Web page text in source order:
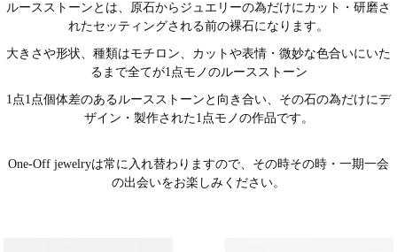
ルースストーンとは、原石からジュエリーの為だけにカット・研磨さ
れたセッティングされる前の裸石になります。
大きさや形状、種類はモチロン、カットや表情・微妙な色合いにいた
るまで全てが1点モノのルースストーン
1点1点個体差のあるルースストーンと向き合い、その石の為だけにデ
ザイン・製作された1点モノの作品です。
One-Off jewelryは常に入れ替わりますので、その時その時・一期一会
の出会いをお楽しみください。